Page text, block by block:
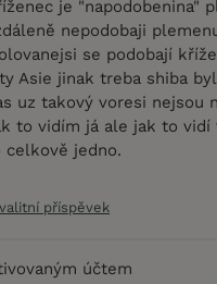
je "napodobenina"
nepodobaji
se podobají
Asie jinak treba shiba
uz takový voresi nejsou
to vidím já ale jak to vidí
celkově jedno.
příspěvek
účtem